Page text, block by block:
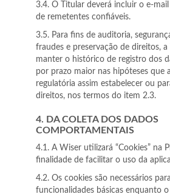
3.4. O Titular deverá incluir o e-
de remetentes confiáveis.
3.5. Para fins de auditoria,
fraudes e preservação de direitos,
manter o histórico de registro dos
por prazo maior nas hipóteses que
regulatória assim estabelecer ou
direitos, nos termos do item 2.3.
4. DA COLETA DOS DADOS
COMPORTAMENTAIS
4.1. A Wiser utilizará “Cookies” na
finalidade de facilitar o uso da
4.2. Os cookies são necessários
funcionalidades básicas enquanto